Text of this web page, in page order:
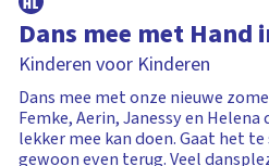
Dans mee met Hand
Kinderen voor Kinderen
Dans mee met onze nieuwe
Femke, Aerin, Janessy en
lekker mee kan doen. Gaat het
gewoon even terug. Veel